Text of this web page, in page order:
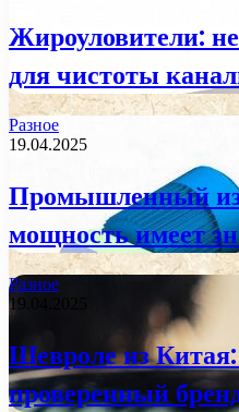
Жироуловители:
для чистоты
Разное
19.04.2025
Промышленный
мощность имеет
Разное
19.04.2025
Шевроле из
проверенный